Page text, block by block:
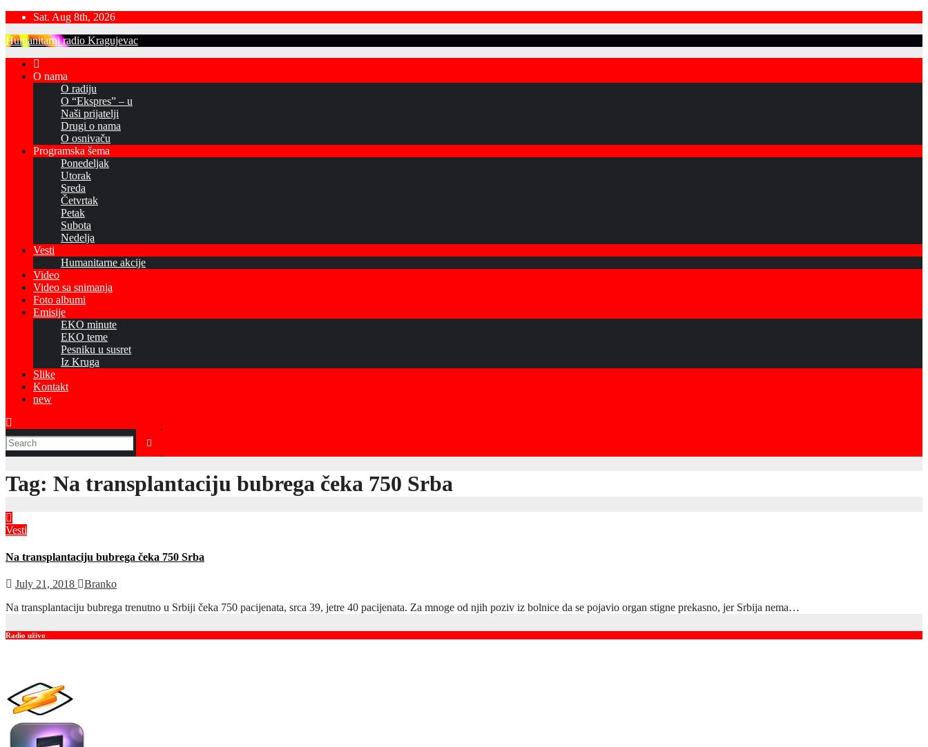
Skip
content
Sat. Aug 8th, 2026
Humanitarni radio Kragujevac
O nama
O radiju
O “Ekspres” – u
Naši prijatelji
Drugi o nama
O osnivaču
Programska šema
Ponedeljak
Utorak
Sreda
Četvrtak
Petak
Subota
Nedelja
Vesti
Humanitarne akcije
Video
Video sa snimanja
Foto albumi
Emisije
EKO minute
EKO teme
Pesniku u susret
Iz Kruga
Slike
Kontakt
new
Tag: Na transplantaciju bubrega čeka 750 Srba
Vesti
Na transplantaciju bubrega čeka 750 Srba
July 21, 2018
Branko
Na transplantaciju bubrega trenutno u Srbiji čeka 750 pacijenata, srca 39, jetre 40 pacijenata. Za mnoge od njih poziv iz bolnice da se pojavio organ stigne prekasno, jer Srbija nema…
Radio uživo